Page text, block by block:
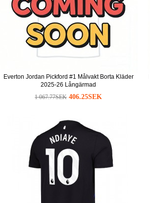
Everton Jordan Pickford #1 Målvakt Borta Kläder
2025-26 Långärmad
1 067.77SEK 406.25SEK